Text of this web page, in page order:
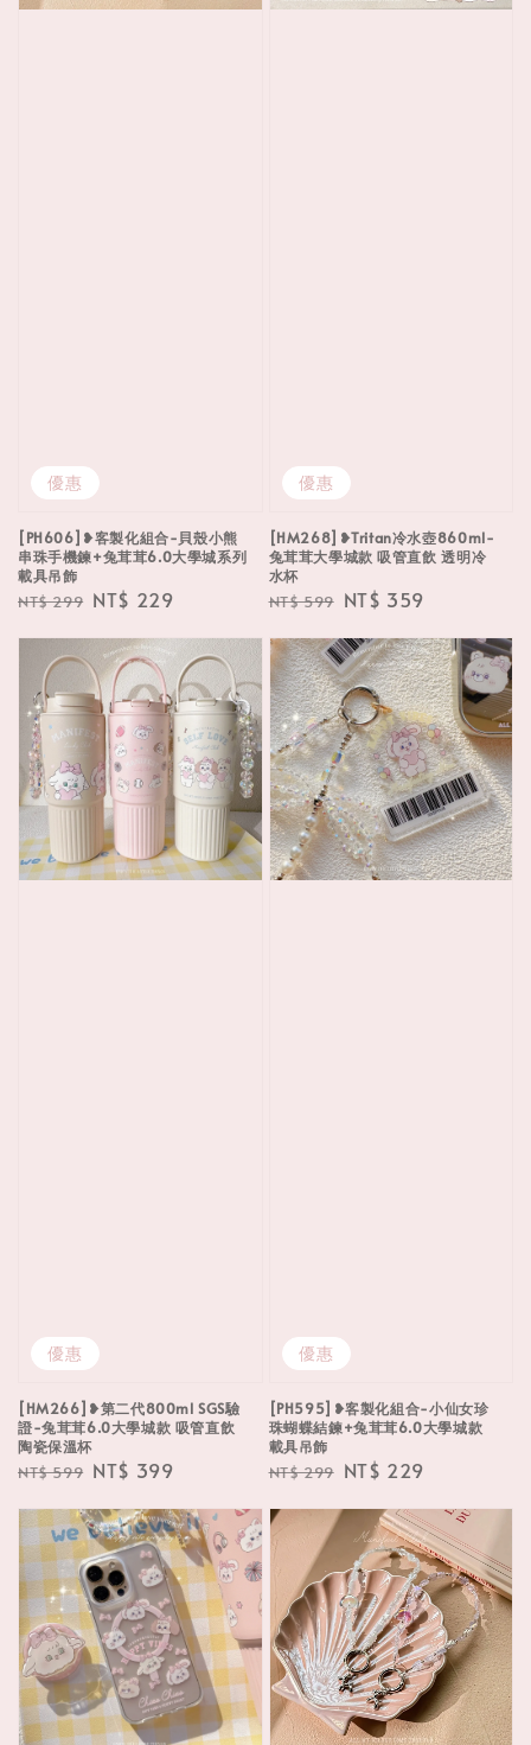
優惠
[PH606]❥客製化組合-貝殼小熊
串珠手機鍊+兔茸茸6.0大學城系列
載具吊飾
Regular
NT$ 299 Sale
NT$ 229
優惠
[HM268]❥Tritan冷水壺860ml-
兔茸茸大學城款 吸管直飲 透明冷
水杯
Regular
NT$ 599 Sale
NT$ 359
優惠
[HM266]❥第二代800ml SGS驗
證-兔茸茸6.0大學城款 吸管直飲
陶瓷保溫杯
Regular
NT$ 599 Sale
NT$ 399
優惠
[PH595]❥客製化組合-小仙女珍
珠蝴蝶結鍊+兔茸茸6.0大學城款
載具吊飾
Regular
NT$ 299 Sale
NT$ 229